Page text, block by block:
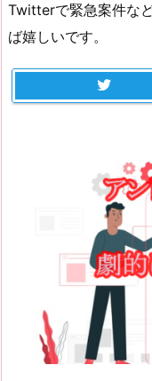
Twitterで緊急案件な
ば嬉しいです。